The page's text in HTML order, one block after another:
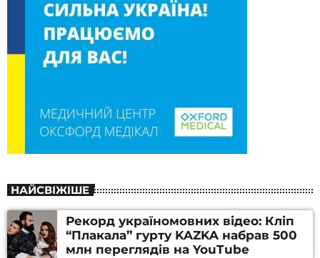
НАЙСВІЖІШЕ
Рекорд україномовних відео: Кліп
“Плакала” гурту KAZKA набрав 500
млн переглядів на YouTube